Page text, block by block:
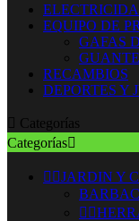
EQUIPO DE
GAFAS
RECAMBIOS
DEPORTES Y
 Categorías
Categorías
 JARDIN Y
 